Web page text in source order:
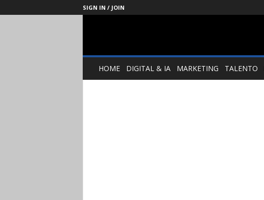
SIGN IN / JOIN
Management
SocietyHOME DIGITAL & IA MARKETING TALENTO